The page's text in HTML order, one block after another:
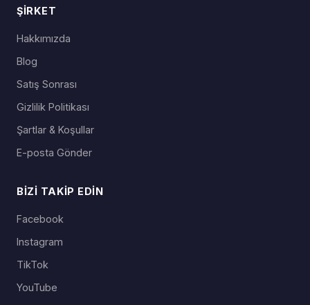
ŞIRKET
Hakkımızda
Blog
Satış Sonrası
Gizlilik Politikası
Şartlar & Koşullar
E-posta Gönder
BIZI TAKIP EDIN
Facebook
Instagram
TikTok
YouTube